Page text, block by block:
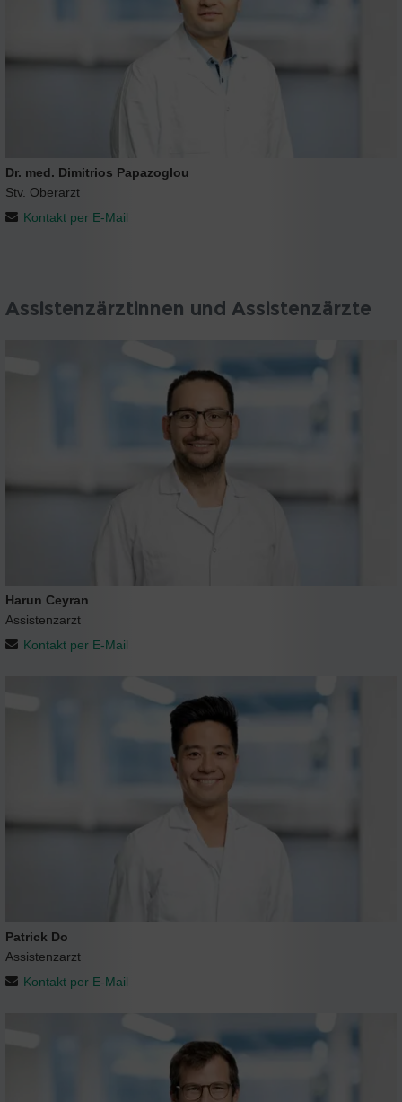
Dr. med. Dimitrios Papazoglou
Stv. Oberarzt
Kontakt per E-Mail
Assistenzärztinnen und Assistenzärzte
Harun Ceyran
Assistenzarzt
Kontakt per E-Mail
Patrick Do
Assistenzarzt
Kontakt per E-Mail